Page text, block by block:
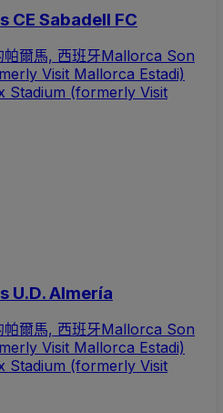
CE Sabadell FC
帕爾馬, 西班牙Mallorca Son
Visit Mallorca Estadi)
Stadium (formerly Visit
U.D. Almería
帕爾馬, 西班牙Mallorca Son
Visit Mallorca Estadi)
Stadium (formerly Visit